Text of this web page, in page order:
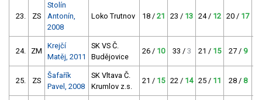
23. ZS
Stolín
Antonín,
2008
Loko Trutnov 18 / 21 23 / 13 24 / 12 20 / 17
24. ZM
Krejčí
Matěj, 2011
SK VS Č.
Budějovice
26 / 10 33 / 3 21 / 15 27 / 9
25. ZS
Šafařík
Pavel, 2008
SK Vltava Č.
Krumlov z.s.
21 / 15 22 / 14 25 / 11 28 / 8